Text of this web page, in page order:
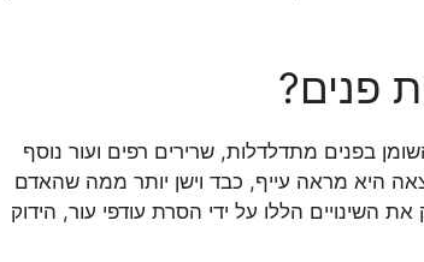
פנים?
בפנים מתדלדלות, שרירים רפים ועור נוסף
היא מראה עייף, כבד וישן יותר ממה שהאדם
השינויים הללו על ידי הסרת עודפי עור, הידוק